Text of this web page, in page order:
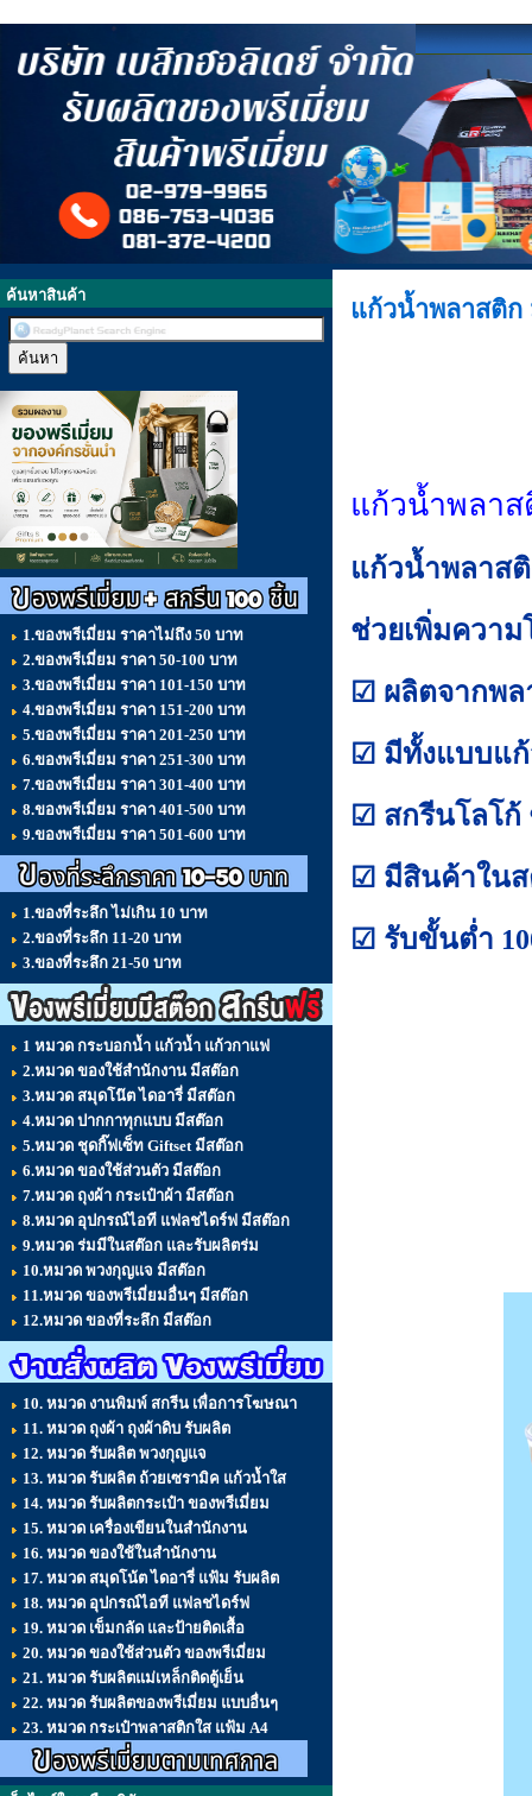
ค้นหาสินค้า
1.ของพรีเมี่ยม ราคาไม่ถึง 50 บาท
2.ของพรีเมี่ยม ราคา 50-100 บาท
3.ของพรีเมี่ยม ราคา 101-150 บาท
4.ของพรีเมี่ยม ราคา 151-200 บาท
5.ของพรีเมี่ยม ราคา 201-250 บาท
6.ของพรีเมี่ยม ราคา 251-300 บาท
7.ของพรีเมี่ยม ราคา 301-400 บาท
8.ของพรีเมี่ยม ราคา 401-500 บาท
9.ของพรีเมี่ยม ราคา 501-600 บาท
1.ของที่ระลึก ไม่เกิน 10 บาท
2.ของที่ระลึก 11-20 บาท
3.ของที่ระลึก 21-50 บาท
1 หมวด กระบอกน้ำ แก้วน้ำ แก้วกาแฟ
2.หมวด ของใช้สำนักงาน มีสต๊อก
3.หมวด สมุดโน๊ต ไดอารี่ มีสต๊อก
4.หมวด ปากกาทุกแบบ มีสต๊อก
5.หมวด ชุดกิ๊ฟเซ็ท Giftset มีสต๊อก
6.หมวด ของใช้ส่วนตัว มีสต๊อก
7.หมวด ถุงผ้า กระเป๋าผ้า มีสต๊อก
8.หมวด อุปกรณ์ไอที แฟลชไดร์ฟ มีสต๊อก
9.หมวด ร่มมีในสต๊อก และรับผลิตร่ม
10.หมวด พวงกุญแจ มีสต๊อก
11.หมวด ของพรีเมี่ยมอื่นๆ มีสต๊อก
12.หมวด ของที่ระลึก มีสต๊อก
10. หมวด งานพิมพ์ สกรีน เพื่อการโฆษณา
11. หมวด ถุงผ้า ถุงผ้าดิบ รับผลิต
12. หมวด รับผลิต พวงกุญแจ
13. หมวด รับผลิต ถ้วยเซรามิค แก้วน้ำใส
14. หมวด รับผลิตกระเป๋า ของพรีเมี่ยม
15. หมวด เครื่องเขียนในสำนักงาน
16. หมวด ของใช้ในสำนักงาน
17. หมวด สมุดโน้ต ไดอารี่ แฟ้ม รับผลิต
18. หมวด อุปกรณ์ไอที แฟลชไดร์ฟ
19. หมวด เข็มกลัด และป้ายติดเสื้อ
20. หมวด ของใช้ส่วนตัว ของพรีเมี่ยม
21. หมวด รับผลิตแม่เหล็กติดตู้เย็น
22. หมวด รับผลิตของพรีเมี่ยม แบบอื่นๆ
23. หมวด กระเป๋าพลาสติกใส แฟ้ม A4
แก้วน้ำพลาสติก
แก้วน้ำพลา
แก้วน้ำพลาส
ช่วยเพิ่มควา
☑ ผลิตจากพ
☑ มีทั้งแบบแ
☑ สกรีนโลโ
☑ มีสินค้าใน
☑ รับขั้นต่ำ